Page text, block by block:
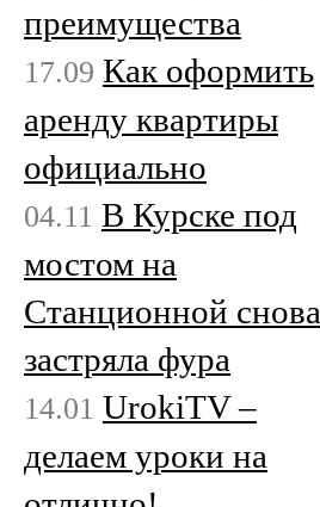
преимущества
17.09 Как оформить
аренду квартиры
официально
04.11 В Курске под
мостом на
Станционной снова
застряла фура
14.01 UrokiTV –
делаем уроки на